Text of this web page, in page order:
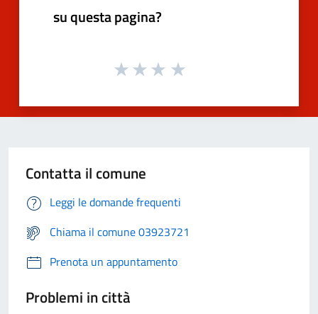
su questa pagina?
Contatta il comune
Leggi le domande frequenti
Chiama il comune 03923721
Prenota un appuntamento
Problemi in città